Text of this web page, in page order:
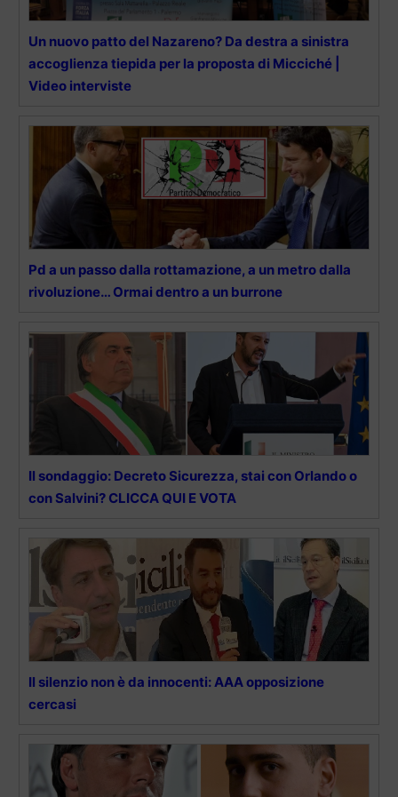
Un nuovo patto del Nazareno? Da destra a sinistra
accoglienza tiepida per la proposta di Micciché |
Video interviste
Pd a un passo dalla rottamazione, a un metro dalla
rivoluzione… Ormai dentro a un burrone
Il sondaggio: Decreto Sicurezza, stai con Orlando o
con Salvini? CLICCA QUI E VOTA
Il silenzio non è da innocenti: AAA opposizione
cercasi